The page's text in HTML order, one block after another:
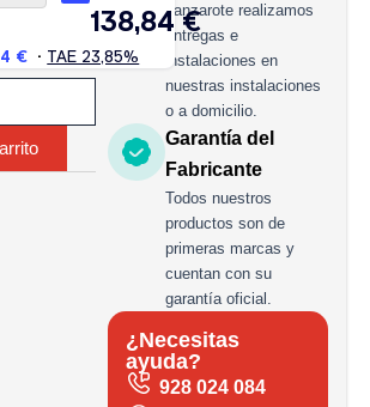
Lanzarote realizamos
entregas e
instalaciones en
nuestras instalaciones
o a domicilio.
Garantía del
Fabricante
Todos nuestros
productos son de
primeras marcas y
cuentan con su
garantía oficial.
¿Necesitas
ayuda?
928 024 084